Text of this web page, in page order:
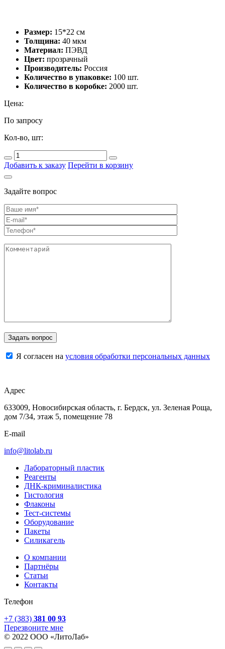
Размер: 15*22 см
Толщина: 40 мкм
Материал: ПЭВД
Цвет: прозрачный
Производитель: Россия
Количество в упаковке: 100 шт.
Количество в коробке: 2000 шт.
Цена:
По запросу
Кол-во, шт:
Добавить к заказу Перейти в корзину
Задайте вопрос
Я согласен на условия обработки персональных данных
Адрес
633009, Новосибирская область, г. Бердск, ул. Зеленая Роща,
дом 7/34, этаж 5, помещение 78
E-mail
info@litolab.ru
Лабораторный пластик
Реагенты
ДНК-криминалистика
Гистология
Флаконы
Тест-системы
Оборудование
Пакеты
Силикагель
О компании
Партнёры
Статьи
Контакты
Телефон
+7 (383) 381 00 93
Перезвоните мне
© 2022 ООО «ЛитоЛаб»